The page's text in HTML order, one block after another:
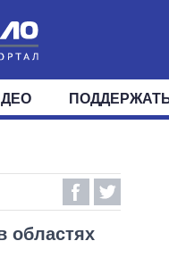
МИР
ОКРУГА
областях